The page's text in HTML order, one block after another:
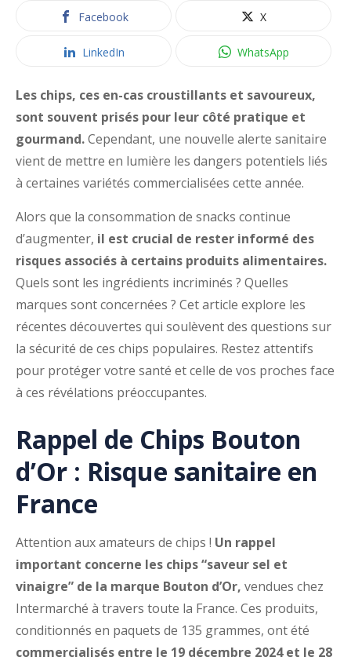
Facebook X
LinkedIn WhatsApp
Les chips, ces en-cas croustillants et savoureux,
sont souvent prisés pour leur côté pratique et
gourmand.Cependant, une nouvelle alerte sanitaire
vient de mettre en lumière les dangers potentiels liés
à certaines variétés commercialisées cette année.
Alors que la consommation de snacks continue
d’augmenter, il est crucial de rester informé des
risques associés à certains produits alimentaires.
Quels sont les ingrédients incriminés ? Quelles
marques sont concernées ? Cet article explore les
récentes découvertes qui soulèvent des questions sur
la sécurité de ces chips populaires. Restez attentifs
pour protéger votre santé et celle de vos proches face
à ces révélations préoccupantes.
Rappel de Chips Bouton
d’Or : Risque sanitaire en
France
Attention aux amateurs de chips ! Un rappel
important concerne les chips “saveur sel et
vinaigre” de la marque Bouton d’Or, vendues chez
Intermarché à travers toute la France. Ces produits,
conditionnés en paquets de 135 grammes, ont été
commercialisés entre le 19 décembre 2024 et le 28